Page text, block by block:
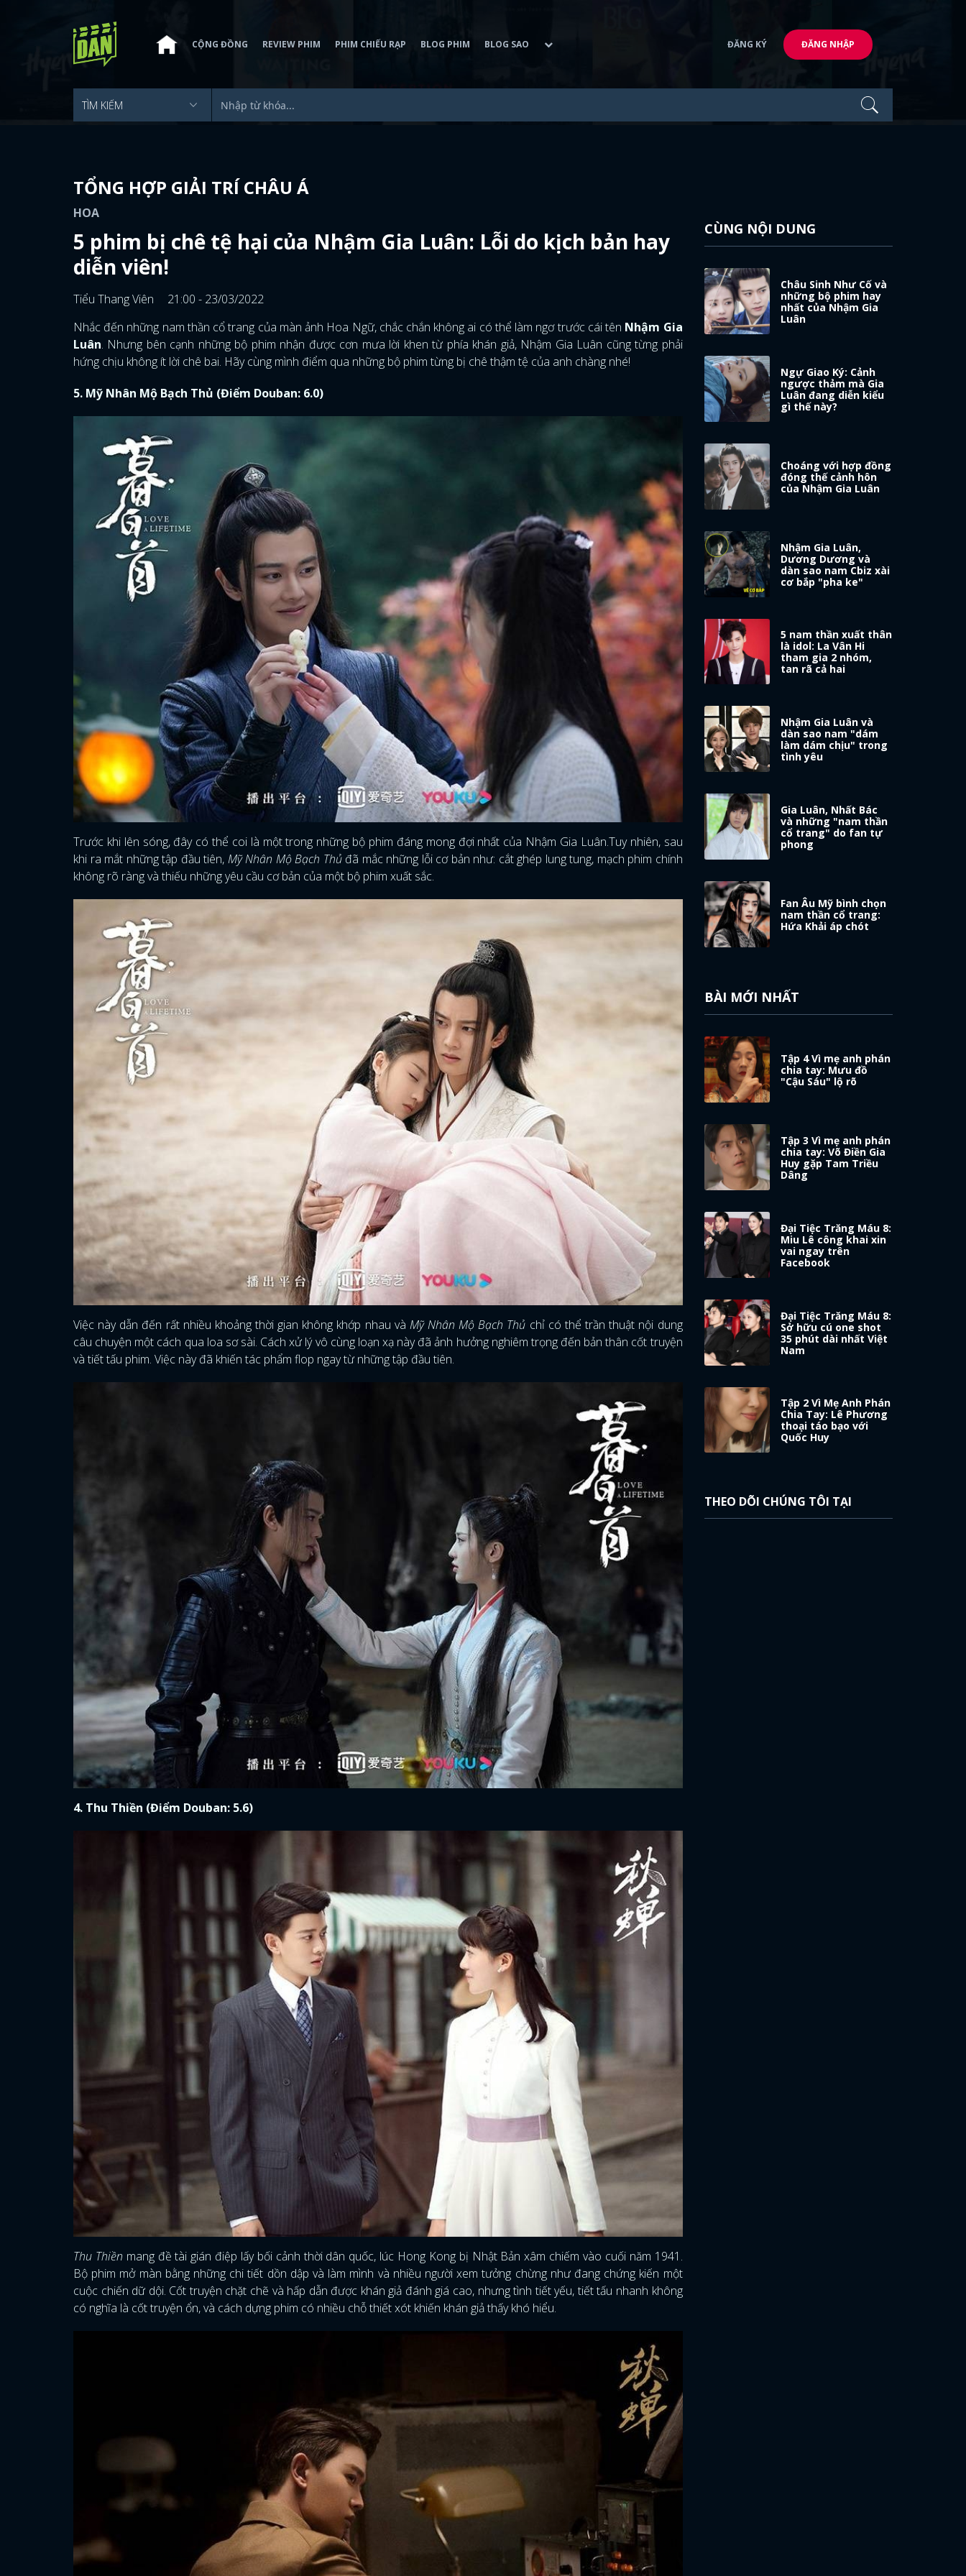
ĐĂNG NHẬP
FACEBOOK GOOGLE
CỘNG ĐỒNG REVIEW PHIM PHIM CHIẾU RẠP BLOG PHIM BLOG SAO ĐĂNG KÝ ĐĂNG NHẬP
TỔNG HỢP GIẢI TRÍ CHÂU Á
HOA
5 phim bị chê tệ hại của Nhậm Gia Luân: Lỗi do kịch bản hay
diễn viên!
Tiểu Thang Viên
21:00 - 23/03/2022
Nhắc đến những nam thần cổ trang của màn ảnh Hoa Ngữ, chắc chắn không ai có thể làm ngơ trước cái tên Nhậm Gia
Luân. Nhưng bên cạnh những bộ phim nhận được cơn mưa lời khen từ phía khán giả, Nhậm Gia Luân cũng từng phải
hứng chịu không ít lời chê bai. Hãy cùng mình điểm qua những bộ phim từng bị chê thậm tệ của anh chàng nhé!
5. Mỹ Nhân Mộ Bạch Thủ (Điểm Douban: 6.0)
Trước khi lên sóng, đây có thể coi là một trong những bộ phim đáng mong đợi nhất của Nhậm Gia Luân.Tuy nhiên, sau
khi ra mắt những tập đầu tiên, Mỹ Nhân Mộ Bạch Thủ đã mắc những lỗi cơ bản như: cắt ghép lung tung, mạch phim chính
không rõ ràng và thiếu những yêu cầu cơ bản của một bộ phim xuất sắc.
Việc này dẫn đến rất nhiều khoảng thời gian không khớp nhau và Mỹ Nhân Mộ Bạch Thủ chỉ có thể trần thuật nội dung
câu chuyện một cách qua loa sơ sài. Cách xử lý vô cùng loạn xạ này đã ảnh hưởng nghiêm trọng đến bản thân cốt truyện
và tiết tấu phim. Việc này đã khiến tác phẩm flop ngay từ những tập đầu tiên.
4. Thu Thiền (Điểm Douban: 5.6)
Thu Thiền mang đề tài gián điệp lấy bối cảnh thời dân quốc, lúc Hong Kong bị Nhật Bản xâm chiếm vào cuối năm 1941.
Bộ phim mở màn bằng những chi tiết dồn dập và làm mình và nhiều người xem tưởng chừng như đang chứng kiến một
cuộc chiến dữ dội. Cốt truyện chặt chẽ và hấp dẫn được khán giả đánh giá cao, nhưng tình tiết yếu, tiết tấu nhanh không
có nghĩa là cốt truyện ổn, và cách dựng phim có nhiều chỗ thiết xót khiến khán giả thấy khó hiểu.
CÙNG NỘI DUNG
Châu Sinh Như Cố và
những bộ phim hay
nhất của Nhậm Gia
Luân
Ngự Giao Ký: Cảnh
ngược thảm mà Gia
Luân đang diễn kiểu
gì thế này?
Choáng với hợp đồng
đóng thế cảnh hôn
của Nhậm Gia Luân
Nhậm Gia Luân,
Dương Dương và
dàn sao nam Cbiz xài
cơ bắp "pha ke"
5 nam thần xuất thân
là idol: La Vân Hi
tham gia 2 nhóm,
tan rã cả hai
Nhậm Gia Luân và
dàn sao nam "dám
làm dám chịu" trong
tình yêu
Gia Luân, Nhất Bác
và những "nam thần
cổ trang" do fan tự
phong
Fan Âu Mỹ bình chọn
nam thần cổ trang:
Hứa Khải áp chót
BÀI MỚI NHẤT
Tập 4 Vì mẹ anh phán
chia tay: Mưu đồ
"Cậu Sáu" lộ rõ
Tập 3 Vì mẹ anh phán
chia tay: Võ Điền Gia
Huy gặp Tam Triều
Dâng
Đại Tiệc Trăng Máu 8:
Miu Lê công khai xin
vai ngay trên
Facebook
Đại Tiệc Trăng Máu 8:
Sở hữu cú one shot
35 phút dài nhất Việt
Nam
Tập 2 Vì Mẹ Anh Phán
Chia Tay: Lê Phương
thoại táo bạo với
Quốc Huy
THEO DÕI CHÚNG TÔI TẠI